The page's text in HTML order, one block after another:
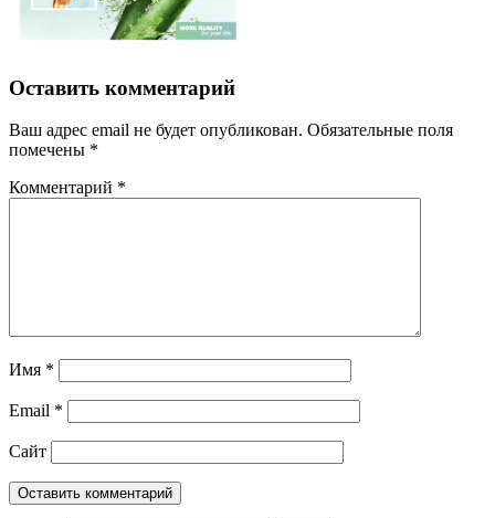
Оставить комментарий
Ваш адрес email не будет опубликован. Обязательные поля
помечены *
Комментарий *
Имя *
Email *
Сайт